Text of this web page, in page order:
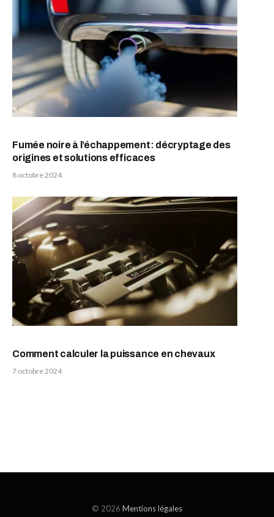
Fumée noire à l’échappement: décryptage des
origines et solutions efficaces
8 octobre 2024
Comment calculer la puissance en chevaux
7 octobre 2024
© 2026 Mentions légales